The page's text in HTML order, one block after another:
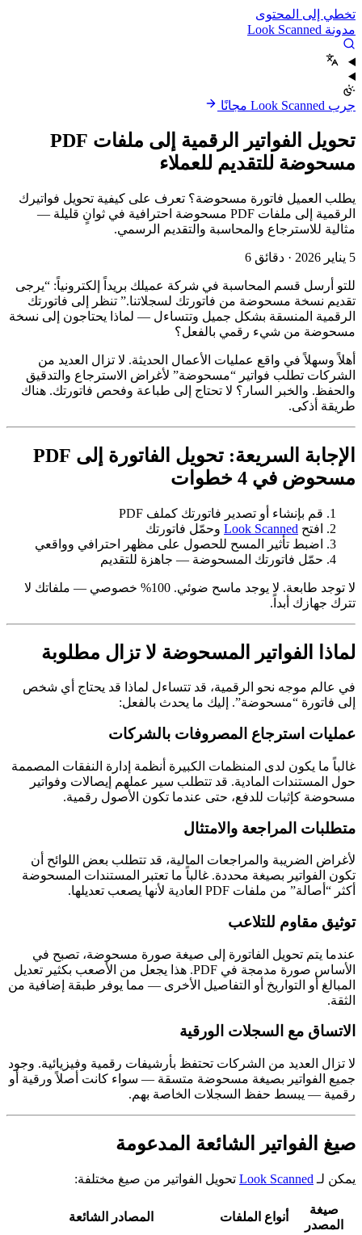
تخطي إلى المحتوى
مدونة Look Scanned
جرب Look Scanned مجانًا
تحويل الفواتير الرقمية إلى ملفات PDF
مسحوضة للتقديم للعملاء
يطلب العميل فاتورة مسحوضة؟ تعرف على كيفية تحويل فواتيرك
الرقمية إلى ملفات PDF مسحوضة احترافية في ثوانٍ قليلة —
مثالية للاسترجاع والمحاسبة والتقديم الرسمي.
5 يناير 2026 · دقائق 6
للتو أرسل قسم المحاسبة في شركة عميلك بريداً إلكترونياً: “يرجى
تقديم نسخة مسحوضة من فاتورتك لسجلاتنا.” تنظر إلى فاتورتك
الرقمية المنسقة بشكل جميل وتتساءل — لماذا يحتاجون إلى نسخة
مسحوضة من شيء رقمي بالفعل؟
أهلاً وسهلاً في واقع عمليات الأعمال الحديثة. لا تزال العديد من
الشركات تطلب فواتير “مسحوضة” لأغراض الاسترجاع والتدقيق
والحفظ. والخبر السار؟ لا تحتاج إلى طباعة وفحص فاتورتك. هناك
طريقة أذكى.
الإجابة السريعة: تحويل الفاتورة إلى PDF
مسحوض في 4 خطوات
قم بإنشاء أو تصدير فاتورتك كملف PDF
افتح Look Scanned وحمّل فاتورتك
اضبط تأثير المسح للحصول على مظهر احترافي وواقعي
حمّل فاتورتك المسحوضة — جاهزة للتقديم
لا توجد طابعة. لا يوجد ماسح ضوئي. 100% خصوصي — ملفاتك لا
تترك جهازك أبداً.
لماذا الفواتير المسحوضة لا تزال مطلوبة
في عالم موجه نحو الرقمية، قد تتساءل لماذا قد يحتاج أي شخص
إلى فاتورة “مسحوضة”. إليك ما يحدث بالفعل:
عمليات استرجاع المصروفات بالشركات
غالباً ما يكون لدى المنظمات الكبيرة أنظمة إدارة النفقات المصممة
حول المستندات المادية. قد تتطلب سير عملهم إيصالات وفواتير
مسحوضة كإثبات للدفع، حتى عندما تكون الأصول رقمية.
متطلبات المراجعة والامتثال
لأغراض الضريبة والمراجعات المالية، قد تتطلب بعض اللوائح أن
تكون الفواتير بصيغة محددة. غالباً ما تعتبر المستندات المسحوضة
أكثر “أصالة” من ملفات PDF العادية لأنها يصعب تعديلها.
توثيق مقاوم للتلاعب
عندما يتم تحويل الفاتورة إلى صيغة صورة مسحوضة، تصبح في
الأساس صورة مدمجة في PDF. هذا يجعل من الأصعب بكثير تعديل
المبالغ أو التواريخ أو التفاصيل الأخرى — مما يوفر طبقة إضافية من
الثقة.
الاتساق مع السجلات الورقية
لا تزال العديد من الشركات تحتفظ بأرشيفات رقمية وفيزيائية. وجود
جميع الفواتير بصيغة مسحوضة متسقة — سواء كانت أصلاً ورقية أو
رقمية — يبسط حفظ السجلات الخاصة بهم.
صيغ الفواتير الشائعة المدعومة
يمكن لـ Look Scanned تحويل الفواتير من صيغ مختلفة:
صيغة
المصدر
أنواع الملفات
المصادر الشائعة